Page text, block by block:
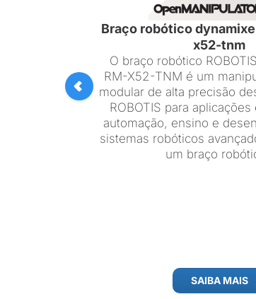
Braço robótico
x52-tnm
O braço robótico
RM-X52-TNM é um
modular de alta precisão
ROBOTIS para
automação, ensino e
sistemas robóticos
um braço
SAIBA MAIS